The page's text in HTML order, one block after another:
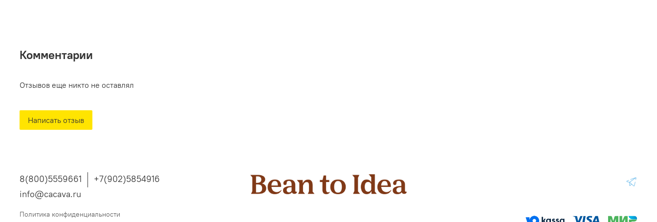
Комментарии
Отзывов еще никто не оставлял
Написать отзыв
8(800)5559661
+7(902)5854916
info@cacava.ru
Политика конфиденциальности